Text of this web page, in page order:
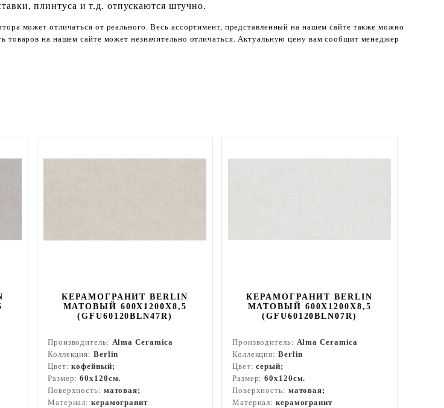
плинтуса и т.д. отпускаются штучно.
может отличаться от реального. Весь ассортимент, представленный на нашем сайте также можно
товаров на нашем сайте может незначительно отличаться. Актуальную цену вам сообщит менеджер
КЕРАМОГРАНИТ BERLIN
МАТОВЫЙ 600X1200X8,5
(GFU60120BLN47R)
Производитель: Alma Ceramica
Коллекция: Berlin
Цвет:кофейный;
Размер:60x120см.
Поверхность: матовая;
Материал: керамогранит
КЕРАМОГРАНИТ BERLIN
МАТОВЫЙ 600X1200X8,5
(GFU60120BLN07R)
Производитель: Alma Ceramica
Коллекция: Berlin
Цвет:серый;
Размер:60x120см.
Поверхность: матовая;
Материал: керамогранит